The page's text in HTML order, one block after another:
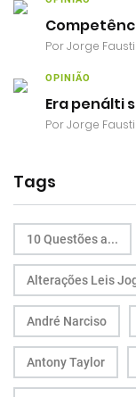
PorJorge
OPINIÃO
Era penálti
PorJorge
Tags
10 Questões a...
Alterações Leis
André Narciso
Antony Taylor